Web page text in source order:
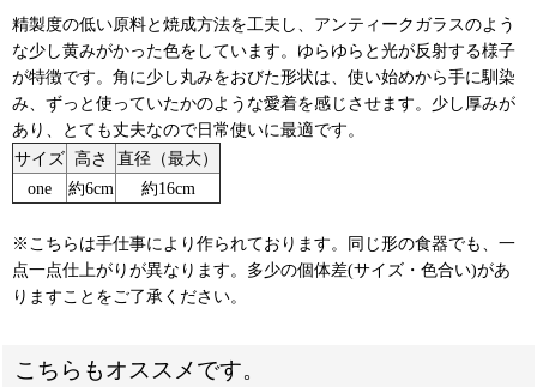
精製度の低い原料と焼成方法を工夫し、アンティークガラスのよう
な少し黄みがかった色をしています。ゆらゆらと光が反射する様子
が特徴です。角に少し丸みをおびた形状は、使い始めから手に馴染
み、ずっと使っていたかのような愛着を感じさせます。少し厚みが
あり、とても丈夫なので日常使いに最適です。
サイズ 高さ
直径（最大）
one
約6cm 約16cm
※こちらは手仕事により作られております。同じ形の食器でも、一
点一点仕上がりが異なります。多少の個体差(サイズ・色合い)があ
りますことをご了承ください。
こちらもオススメです。